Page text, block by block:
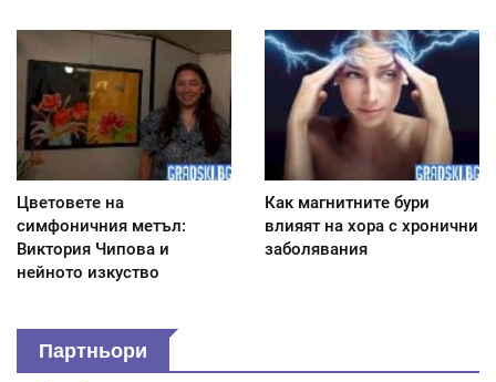
Цветовете на
симфоничния метъл:
Виктория Чипова и
нейното изкуство
Как магнитните бури
влияят на хора с хронични
заболявания
Партньори